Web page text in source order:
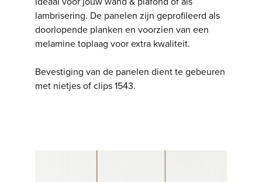
lambrisering. De panelen zijn geprofileerd als
doorlopende planken en voorzien van een
melamine toplaag voor extra kwaliteit.
Bevestiging van de panelen dient te gebeuren
met nietjes of clips 1543.